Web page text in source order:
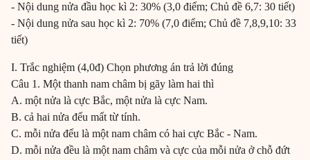
- Nội dung nửa đầu học kì 2: 30% (3,0 điểm; Chủ đề 6,7: 30 tiết)
- Nội dung nửa sau học kì 2: 70% (7,0 điểm; Chủ đề 7,8,9,10: 33
tiết)
I. Trắc nghiệm (4,0đ) Chọn phương án trả lời đúng
Câu 1. Một thanh nam châm bị gãy làm hai thì
A. một nửa là cực Bắc, một nửa là cực Nam.
B. cả hai nửa đểu mất từ tính.
C. mỗi nửa đểu là một nam châm có hai cực Bắc - Nam.
D. mỗi nửa đều là một nam châm và cực của mỗi nửa ở chỗ đứt